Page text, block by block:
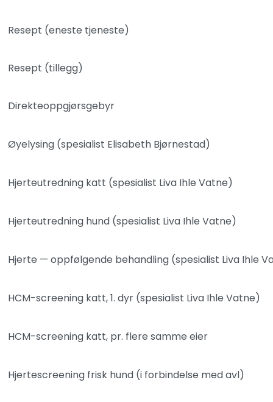
Resept (eneste tjeneste)
Resept (tillegg)
Direkteoppgjørsgebyr
Øyelysing (spesialist Elisabeth Bjørnestad)
Hjerteutredning katt (spesialist Liva Ihle Vatne)
Hjerteutredning hund (spesialist Liva Ihle Vatne)
Hjerte — oppfølgende behandling (spesialist Liva Ihle
HCM-screening katt, 1. dyr (spesialist Liva Ihle Vatne)
HCM-screening katt, pr. flere samme eier
Hjertescreening frisk hund (i forbindelse med avl)